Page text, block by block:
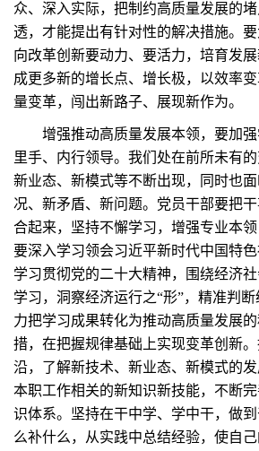
众、深入实际，把制约高质量发展的
透，才能提出有针对性的解决措施。要
向改革创新要动力、要活力，培育发
成更多新的增长点、增长极，以效率
量变革，闯出新路子、展现新作为。
增强推动高质量发展本领，要加强
里手、内行领导。我们处在前所未有的
新业态、新模式等不断出现，同时也
况、新矛盾、新问题。党员干部要把
合起来，坚持不懈学习，增强专业本领
要深入学习领会习近平新时代中国特
学习贯彻党的二十大精神，围绕经济
学习，洞察经济运行之“形”，精准判
力把学习成果转化为推动高质量发展
措，在把握规律基础上实现变革创新
沿，了解新技术、新业态、新模式的
本职工作相关的新知识新技能，不断
识体系。坚持在干中学、学中干，做
么补什么，从实践中总结经验，使自